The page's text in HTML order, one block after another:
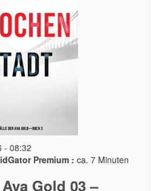
- 08:32
Premium : ca. 7 Minuten
Gold 03 –